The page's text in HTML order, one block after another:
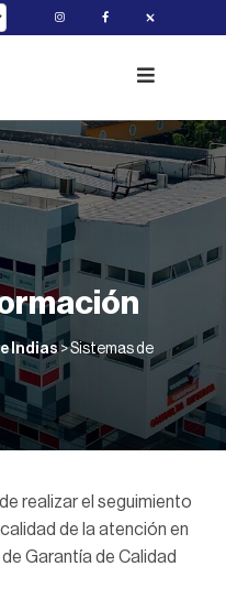
Indias>Sistemas de
realizar el seguimiento
de la atención en
Garantía de Calidad